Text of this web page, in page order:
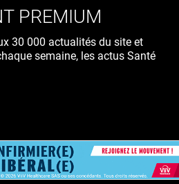
PREMIUM
30 000 actualités du site et
semaine, les actus Santé